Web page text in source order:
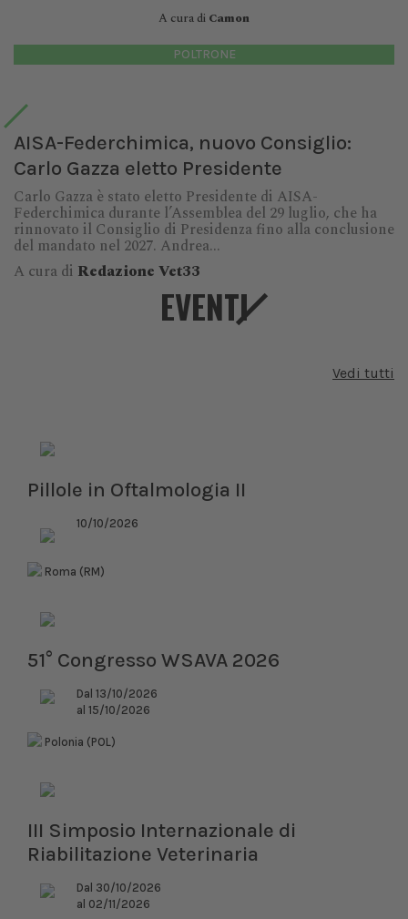
A cura di Camon
POLTRONE
AISA-Federchimica, nuovo Consiglio:
Carlo Gazza eletto Presidente
Carlo Gazza è stato eletto Presidente di AISA-
Federchimica durante l’Assemblea del 29 luglio, che ha
rinnovato il Consiglio di Presidenza fino alla conclusione
del mandato nel 2027. Andrea...
A cura di Redazione Vet33
EVENTI
Vedi tutti
Pillole in Oftalmologia II
10/10/2026
Roma (RM)
51° Congresso WSAVA 2026
Dal 13/10/2026
al 15/10/2026
Polonia (POL)
III Simposio Internazionale di
Riabilitazione Veterinaria
Dal 30/10/2026
al 02/11/2026